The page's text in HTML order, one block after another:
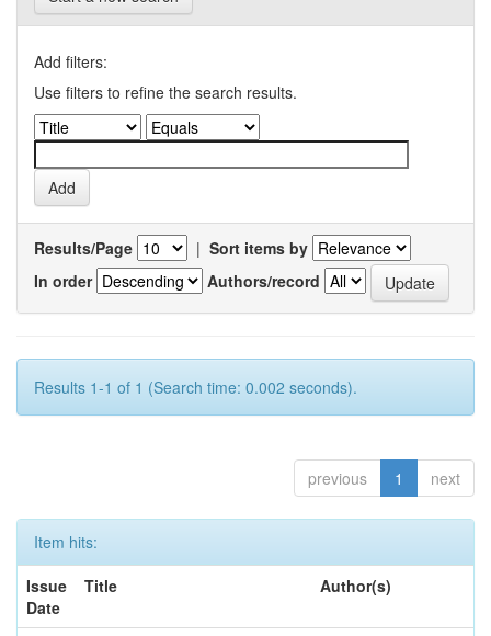
Add filters:
Use filters to refine the search results.
Results/Page | Sort items by
In order
Authors/record
Results 1-1 of 1 (Search time: 0.002 seconds).
previous 1 next
Item hits:
Issue
Date
Title Author(s)